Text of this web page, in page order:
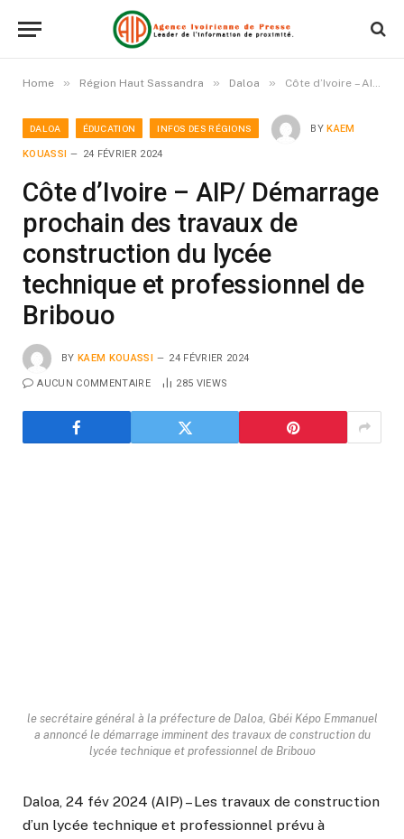
Home » Région Haut Sassandra » Daloa » Côte d’Ivoire – AIP/ Démarrage prochain des travaux de construction du lycée technique et professionnel de Bribouo
DALOA ÉDUCATION INFOS DES RÉGIONS BY KAEM
KOUASSI 24 FÉVRIER 2024
Côte d’Ivoire – AIP/ Démarrage
prochain des travaux de
construction du lycée
technique et professionnel de
Bribouo
BY KAEM KOUASSI 24 FÉVRIER 2024
AUCUN COMMENTAIRE 285 VIEWS
le secrétaire général à la préfecture de Daloa, Gbéi Képo Emmanuel
a annoncé le démarrage imminent des travaux de construction du
lycée technique et professionnel de Bribouo
Daloa, 24 fév 2024 (AIP) – Les travaux de construction
d’un lycée technique et professionnel prévu à